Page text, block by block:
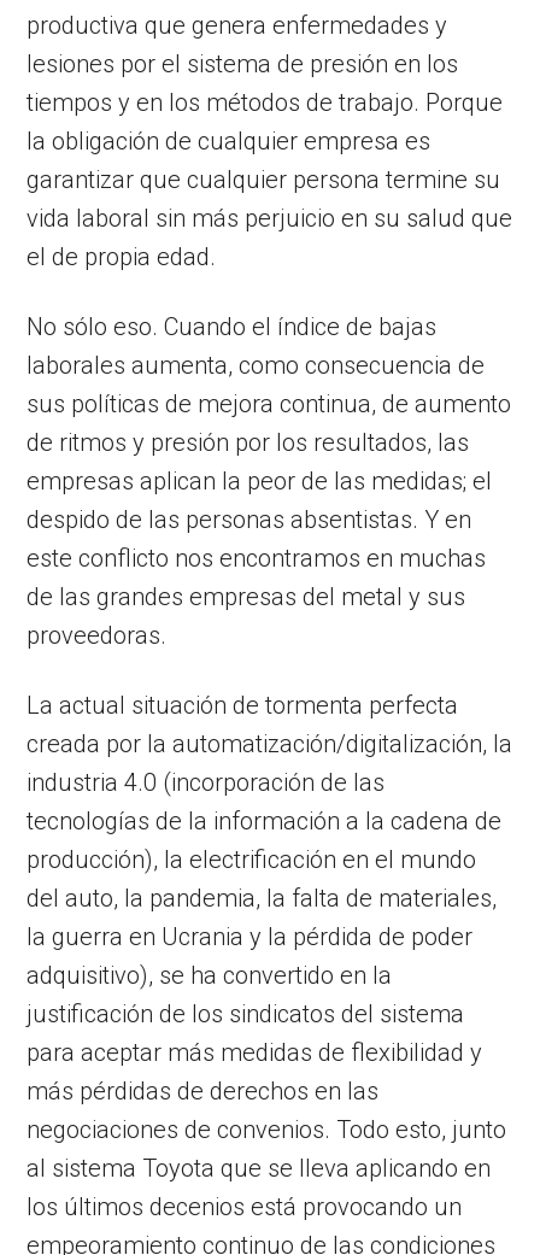
productiva que genera enfermedades y
lesiones por el sistema de presión en los
tiempos y en los métodos de trabajo. Porque
la obligación de cualquier empresa es
garantizar que cualquier persona termine su
vida laboral sin más perjuicio en su salud que
el de propia edad.
No sólo eso. Cuando el índice de bajas
laborales aumenta, como consecuencia de
sus políticas de mejora continua, de aumento
de ritmos y presión por los resultados, las
empresas aplican la peor de las medidas; el
despido de las personas absentistas. Y en
este conflicto nos encontramos en muchas
de las grandes empresas del metal y sus
proveedoras.
La actual situación de tormenta perfecta
creada por la automatización/digitalización, la
industria 4.0 (incorporación de las
tecnologías de la información a la cadena de
producción), la electrificación en el mundo
del auto, la pandemia, la falta de materiales,
la guerra en Ucrania y la pérdida de poder
adquisitivo), se ha convertido en la
justificación de los sindicatos del sistema
para aceptar más medidas de flexibilidad y
más pérdidas de derechos en las
negociaciones de convenios. Todo esto, junto
al sistema Toyota que se lleva aplicando en
los últimos decenios está provocando un
empeoramiento continuo de las condiciones